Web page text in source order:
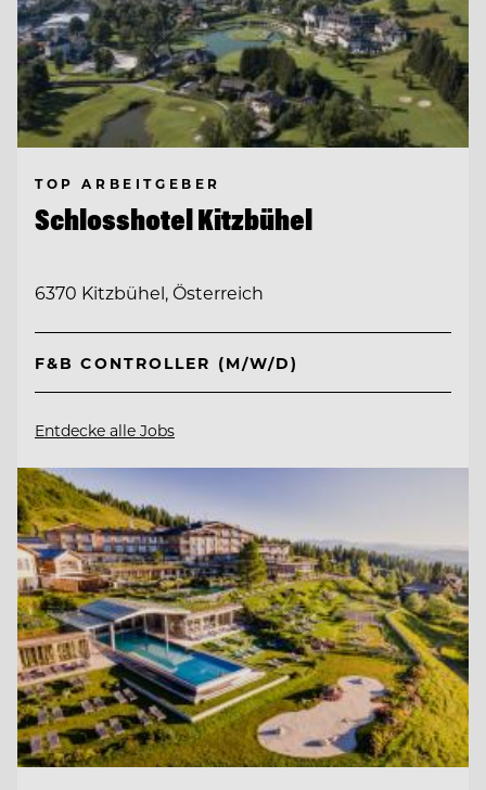
TOP ARBEITGEBER
Schlosshotel Kitzbühel
6370 Kitzbühel, Österreich
F&B CONTROLLER (M/W/D)
Entdecke alle Jobs